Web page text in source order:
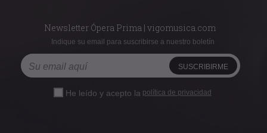
Newsletter Ópera Prima | vigomusica.com
Indique su email para suscribirse a nuestro boletín
He leído y acepto la política de privacidad